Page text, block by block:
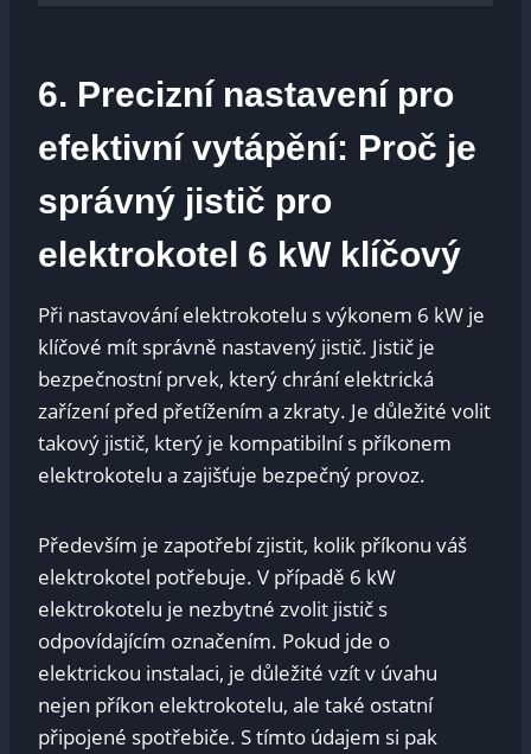
6. Precizní ​nastavení pro
efektivní ⁣vytápění:⁣ Proč je
správný jistič pro
⁤elektrokotel 6‍ kW klíčový
Při ‌nastavování elektrokotelu s výkonem ‍6 kW je
klíčové⁤ mít‍ správně nastavený jistič. Jistič‌ je
bezpečnostní prvek, který chrání elektrická
zařízení​ před přetížením a zkraty. Je důležité volit
takový jistič, který je kompatibilní s příkonem
elektrokotelu a zajišťuje bezpečný ‍provoz.
Především je zapotřebí zjistit, kolik⁤ příkonu váš
elektrokotel potřebuje. V případě 6 kW‍
elektrokotelu je nezbytné zvolit⁤ jistič‍ s
odpovídajícím označením.​ Pokud jde‌ o
elektrickou instalaci,⁤ je ⁤důležité ⁤vzít v úvahu
nejen příkon elektrokotelu, ale také ostatní
připojené spotřebiče. S‌ tímto údajem si pak